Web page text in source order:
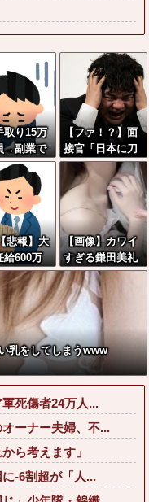
取り15万
→副業で
ーやって
が金がな
【ファ！？】面
接官「日本に刀
鍛冶は何人いる
か推定してくだ
さい」 俺「18
8人です」 面接
官「どういう風
に考えました
か？」 俺「知
ってました」→
この後『こう』
なったんだがマ
ジで納得いかな
い！！！！！
悲報】大
給600万
へwwww
【画像】カワイ
すぎる鎌田美礼
棋士、サンタコ
スが性的すぎる
乳をしてしまうwww
死傷者24万人...
ーナー夫婦、不...
ら考えます」
-6割超が「人...